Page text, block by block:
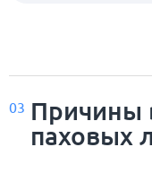
03 Причины
паховых